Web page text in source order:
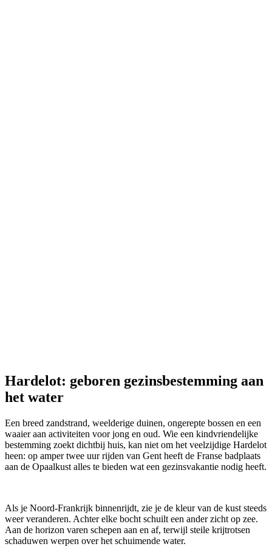
Hardelot: geboren gezinsbestemming aan
het water
Een breed zandstrand, weelderige duinen, ongerepte bossen en een
waaier aan activiteiten voor jong en oud. Wie een kindvriendelijke
bestemming zoekt dichtbij huis, kan niet om het veelzijdige Hardelot
heen: op amper twee uur rijden van Gent heeft de Franse badplaats
aan de Opaalkust alles te bieden wat een gezinsvakantie nodig heeft.
Als je Noord-Frankrijk binnenrijdt, zie je de kleur van de kust steeds
weer veranderen. Achter elke bocht schuilt een ander zicht op zee.
Aan de horizon varen schepen aan en af, terwijl steile krijtrotsen
schaduwen werpen over het schuimende water.